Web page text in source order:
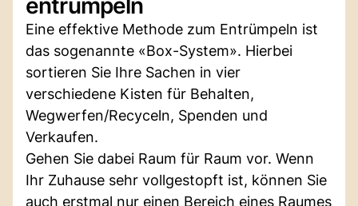
entrümpeln
Eine effektive Methode zum Entrümpeln ist
das sogenannte «Box-System». Hierbei
sortieren Sie Ihre Sachen in vier
verschiedene Kisten für Behalten,
Wegwerfen/Recyceln, Spenden und
Verkaufen.
Gehen Sie dabei Raum für Raum vor. Wenn
Ihr Zuhause sehr vollgestopft ist, können Sie
auch erstmal nur einen Bereich eines Raumes